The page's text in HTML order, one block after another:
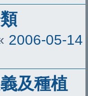
2006-05-14
及種植